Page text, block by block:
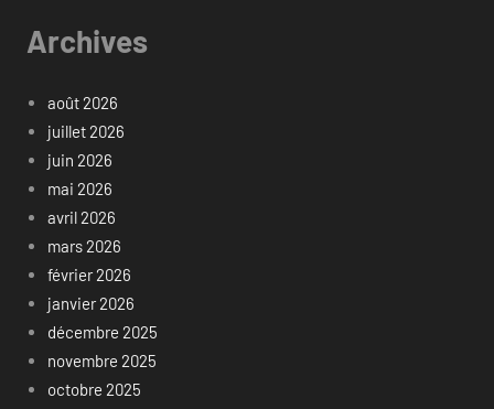
Archives
août 2026
juillet 2026
juin 2026
mai 2026
avril 2026
mars 2026
février 2026
janvier 2026
décembre 2025
novembre 2025
octobre 2025